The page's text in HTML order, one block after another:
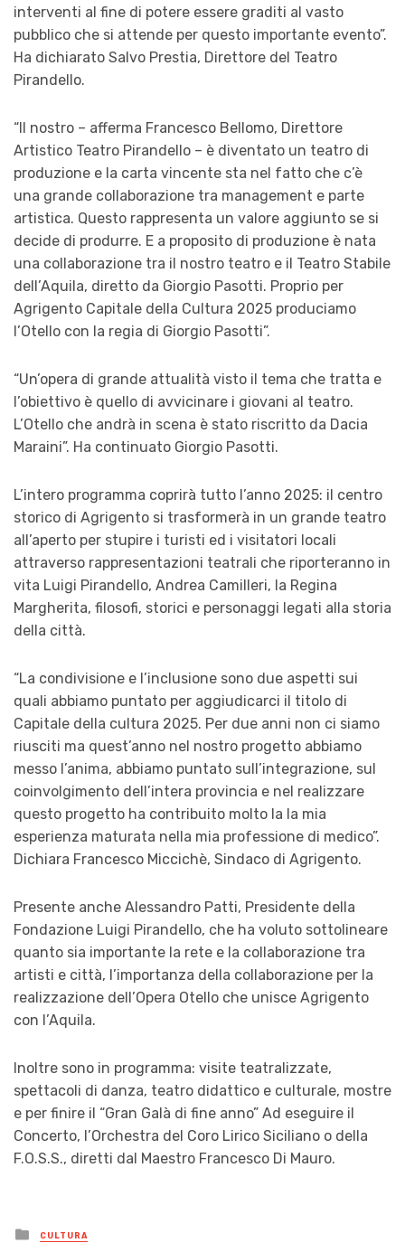
interventi al fine di potere essere graditi al vasto
pubblico che si attende per questo importante evento”.
Ha dichiarato Salvo Prestia, Direttore del Teatro
Pirandello.
“ Il nostro – afferma Francesco Bellomo, Direttore
Artistico Teatro Pirandello – è diventato un teatro di
produzione e la carta vincente sta nel fatto che c’è
una grande collaborazione tra management e parte
artistica. Questo rappresenta un valore aggiunto se si
decide di produrre. E a proposito di produzione è nata
una collaborazione tra il nostro teatro e il Teatro Stabile
dell’Aquila, diretto da Giorgio Pasotti. Proprio per
Agrigento Capitale della Cultura 2025 produciamo
l’Otello con la regia di Giorgio Pasotti”.
“Un’opera di grande attualità visto il tema che tratta e
l’obiettivo è quello di avvicinare i giovani al teatro.
L’Otello che andrà in scena è stato riscritto da Dacia
Maraini”. Ha continuato Giorgio Pasotti.
L’intero programma coprirà tutto l’anno 2025: il centro
storico di Agrigento si trasformerà in un grande teatro
all’aperto per stupire i turisti ed i visitatori locali
attraverso rappresentazioni teatrali che riporteranno in
vita Luigi Pirandello, Andrea Camilleri, la Regina
Margherita, filosofi, storici e personaggi legati alla storia
della città.
“La condivisione e l’inclusione sono due aspetti sui
quali abbiamo puntato per aggiudicarci il titolo di
Capitale della cultura 2025. Per due anni non ci siamo
riusciti ma quest’anno nel nostro progetto abbiamo
messo l’anima, abbiamo puntato sull’integrazione, sul
coinvolgimento dell’intera provincia e nel realizzare
questo progetto ha contribuito molto la la mia
esperienza maturata nella mia professione di medico”.
Dichiara Francesco Miccichè, Sindaco di Agrigento.
Presente anche Alessandro Patti, Presidente della
Fondazione Luigi Pirandello, che ha voluto sottolineare
quanto sia importante la rete e la collaborazione tra
artisti e città, l’importanza della collaborazione per la
realizzazione dell’Opera Otello che unisce Agrigento
con l’Aquila.
Inoltre sono in programma: visite teatralizzate,
spettacoli di danza, teatro didattico e culturale, mostre
e per finire il “Gran Galà di fine anno” Ad eseguire il
Concerto, l’Orchestra del Coro Lirico Siciliano o della
F.O.S.S., diretti dal Maestro Francesco Di Mauro.
Posted
CULTURA